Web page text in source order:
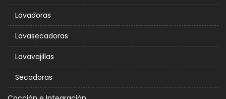
Lavadoras
Lavasecadoras
Lavavajillas
Secadoras